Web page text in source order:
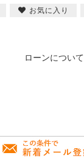
ローンについて
お気に入り